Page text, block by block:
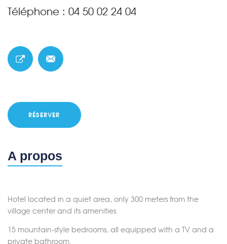
Téléphone : 04 50 02 24 04
RÉSERVER
A propos
Hotel located in a quiet area, only 300 meters from the
village center and its amenities.
15 mountain-style bedrooms, all equipped with a TV and a
private bathroom.